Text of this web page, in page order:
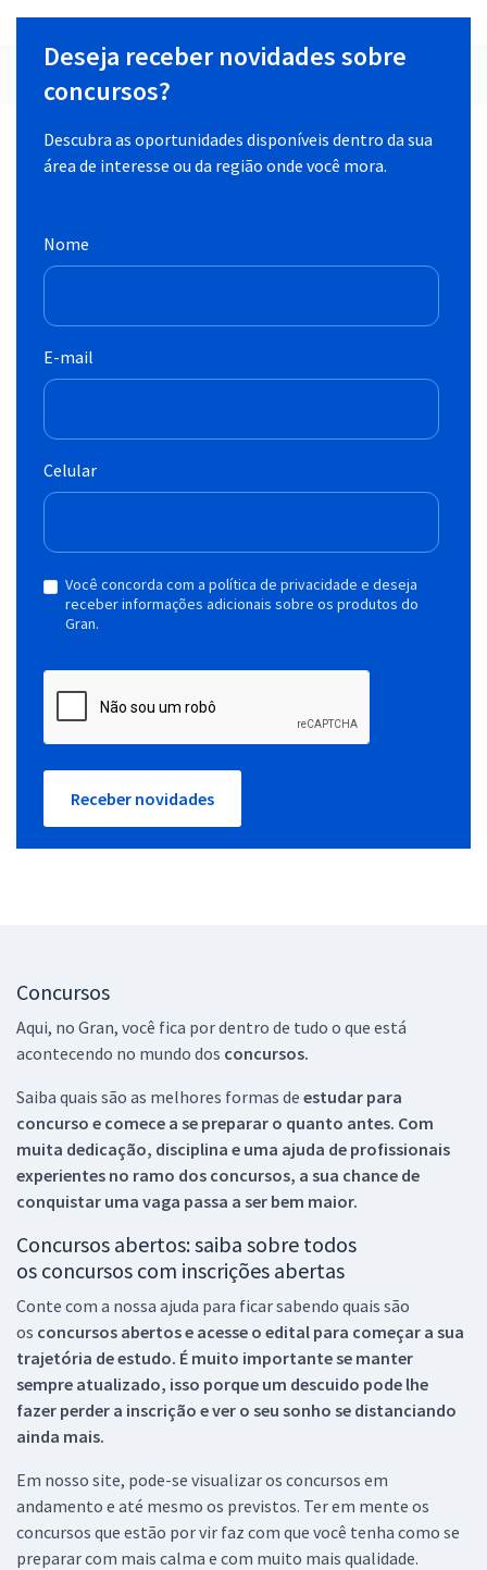
Deseja receber novidades sobre
concursos?
Descubra as oportunidades disponíveis dentro da sua
área de interesse ou da região onde você mora.
Nome
E-mail
Celular
Você concorda com a política de privacidade e deseja
receber informações adicionais sobre os produtos do
Gran.
Receber novidades
Concursos
Aqui, no Gran, você fica por dentro de tudo o que está
acontecendo no mundo dos concursos.
Saiba quais são as melhores formas de estudar para
concurso e comece a se preparar o quanto antes. Com
muita dedicação, disciplina e uma ajuda de profissionais
experientes no ramo dos concursos, a sua chance de
conquistar uma vaga passa a ser bem maior.
Concursos abertos: saiba sobre todos
os concursos com inscrições abertas
Conte com a nossa ajuda para ficar sabendo quais são
os concursos abertos e acesse o edital para começar a sua
trajetória de estudo. É muito importante se manter
sempre atualizado, isso porque um descuido pode lhe
fazer perder a inscrição e ver o seu sonho se distanciando
ainda mais.
Em nosso site, pode-se visualizar os concursos em
andamento e até mesmo os previstos. Ter em mente os
concursos que estão por vir faz com que você tenha como se
preparar com mais calma e com muito mais qualidade.